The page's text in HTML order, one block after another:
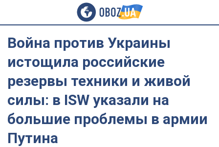
Война против Украины
истощила российские
резервы техники и живой
силы: в ISW указали на
большие проблемы в армии
Путина